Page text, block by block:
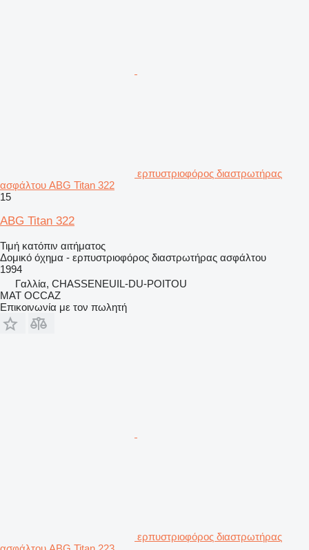
ερπυστριοφόρος διαστρωτήρας
ασφάλτου ABG Titan 322
15
ABG Titan 322
Τιμή κατόπιν αιτήματος
Δομικό όχημα - ερπυστριοφόρος διαστρωτήρας ασφάλτου
1994
Γαλλία, CHASSENEUIL-DU-POITOU
MAT OCCAZ
Επικοινωνία με τον πωλητή
ερπυστριοφόρος διαστρωτήρας